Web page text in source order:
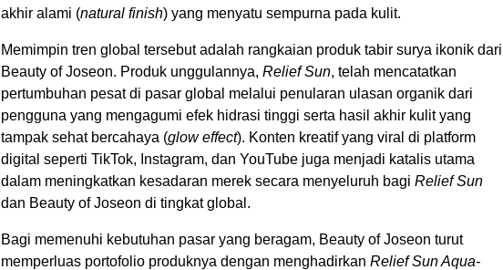
akhir alami (natural finish) yang menyatu sempurna pada kulit.
Memimpin tren global tersebut adalah rangkaian produk tabir surya ikonik dari
Beauty of Joseon. Produk unggulannya, Relief Sun, telah mencatatkan
pertumbuhan pesat di pasar global melalui penularan ulasan organik dari
pengguna yang mengagumi efek hidrasi tinggi serta hasil akhir kulit yang
tampak sehat bercahaya (glow effect). Konten kreatif yang viral di platform
digital seperti TikTok, Instagram, dan YouTube juga menjadi katalis utama
dalam meningkatkan kesadaran merek secara menyeluruh bagi Relief Sun
dan Beauty of Joseon di tingkat global.
Bagi memenuhi kebutuhan pasar yang beragam, Beauty of Joseon turut
memperluas portofolio produknya dengan menghadirkan Relief Sun Aqua-